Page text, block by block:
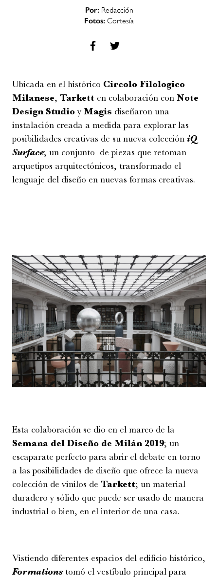
Por: Redacción
Fotos: Cortesía
Ubicada en el histórico Circolo Filologico
Milanese, Tarkett en colaboración con Note
Design Studioy Magis diseñaron una
instalación creada a medida para explorar las
posibilidades creativas de su nueva colección iQ
Surface; un conjunto de piezas que retoman
arquetipos arquitectónicos, transformado el
lenguaje del diseño en nuevas formas creativas.
Esta colaboración se dio en el marco de la
Semana del Diseño de Milán 2019; un
escaparate perfecto para abrir el debate en torno
a las posibilidades de diseño que ofrece la nueva
colección de vinilos de Tarkett; un material
duradero y sólido que puede ser usado de manera
industrial o bien, en el interior de una casa.
Vistiendo diferentes espacios del edificio histórico,
Formations tomó el vestíbulo principal para